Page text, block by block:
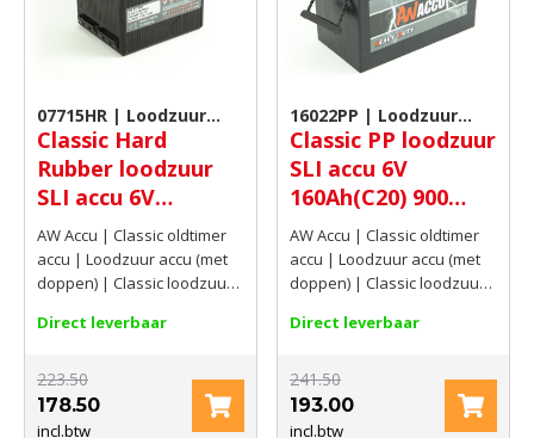
07715HR | Loodzuur
accu (met doppen)
Classic Hard
Rubber loodzuur
SLI accu 6V
77Ah(C20) 360 AMP
CCA EN
AW Accu | Classic oldtimer
accu | Loodzuur accu (met
doppen) | Classic loodzuur
77Ah(C20) | 360 AMP CCA EN
Direct leverbaar
223.50
178.50
incl.btw
16022PP | Loodzuur
accu (met doppen)
Classic PP loodzuur
SLI accu 6V
160Ah(C20) 900
AMP
AW Accu | Classic oldtimer
accu | Loodzuur accu (met
doppen) | Classic loodzuur
160Ah(C20) | 900 AMP
Direct leverbaar
241.50
193.00
incl.btw